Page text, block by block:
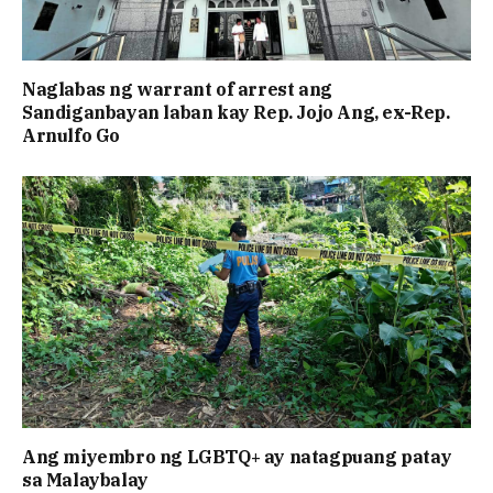
Naglabas ng warrant of arrest ang
Sandiganbayan laban kay Rep. Jojo Ang, ex-Rep.
Arnulfo Go
Ang miyembro ng LGBTQ+ ay natagpuang patay
sa Malaybalay